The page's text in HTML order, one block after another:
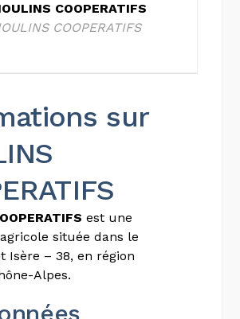
COOPERATIFS
COOPERATIFS
sur
est une
située dans le
Isère – 38, en région
Alpes.